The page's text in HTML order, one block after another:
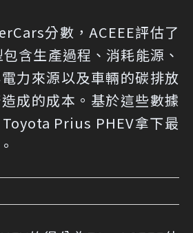
分數，ACEEE評估了
含生產過程、消耗能源、
力來源以及車輛的碳排放
成的成本。基於這些數據
Prius PHEV拿下最